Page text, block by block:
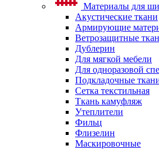
Материалы для
Акустические ткани
Армирующие
Ветрозащитные
Дублерин
Для мягкой мебели
Для одноразовой
Подкладочные
Сетка текстильная
Ткань камуфляж
Утеплители
Фильц
Флизелин
Маскировочные